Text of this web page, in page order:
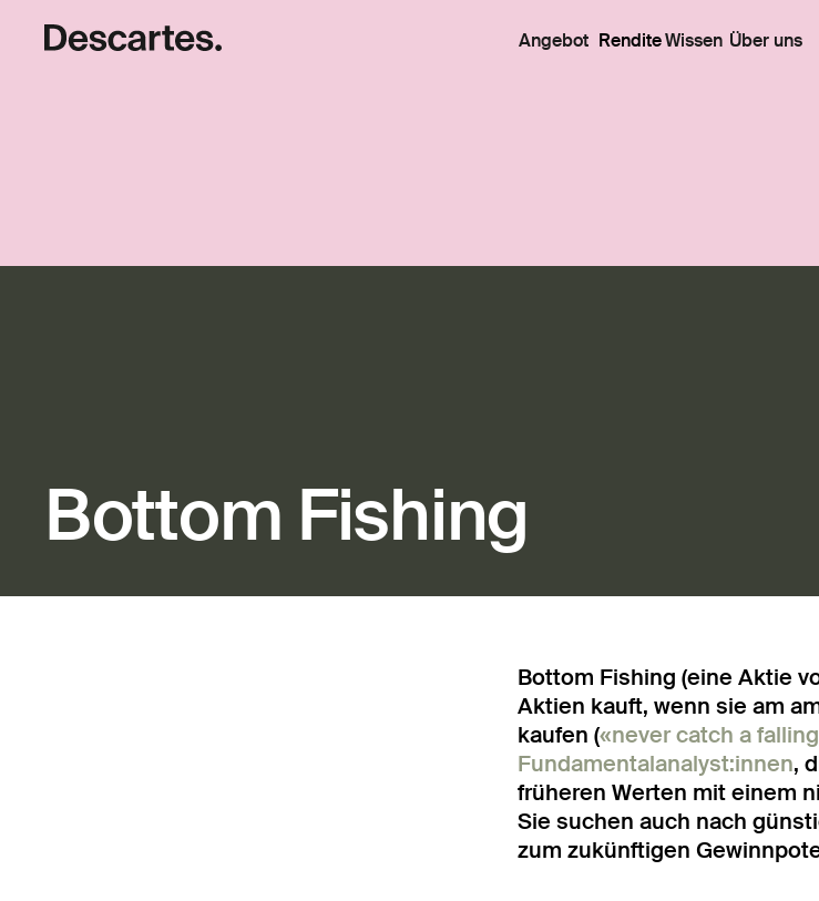
Angebot RenditeWissen Über uns
Bottom Fishing
Bottom Fishing (eine Aktie
Aktien kauft, wenn sie am
kaufen («never catch a
Fundamentalanalyst:innen,
früheren Werten mit einem
Sie suchen auch nach
zum zukünftigen